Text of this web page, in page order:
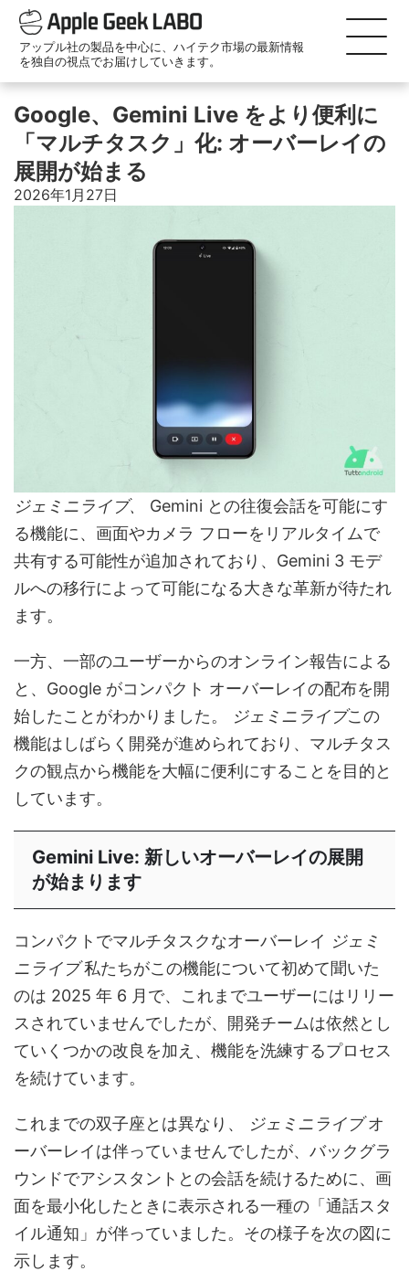
アップル社の製品を中心に、ハイテク市場の最新情報
を独自の視点でお届けしていきます。
Google、Gemini Live をより便利に
「マルチタスク」化: オーバーレイの
展開が始まる
2026年1月27日
ジェミニライブ、 Gemini との往復会話を可能にす
る機能に、画面やカメラ フローをリアルタイムで
共有する可能性が追加されており、Gemini 3 モデ
ルへの移行によって可能になる大きな革新が待たれ
ます。
一方、一部のユーザーからのオンライン報告による
と、Google がコンパクト オーバーレイの配布を開
始したことがわかりました。
ジェミニライブこの
機能はしばらく開発が進められており、マルチタス
クの観点から機能を大幅に便利にすることを目的と
しています。
Gemini Live: 新しいオーバーレイの展開
が始まります
コンパクトでマルチタスクなオーバーレイ ジェミ
ニライブ私たちがこの機能について初めて聞いた
のは 2025 年 6 月で、これまでユーザーにはリリー
スされていませんでしたが、開発チームは依然とし
ていくつかの改良を加え、機能を洗練するプロセス
を続けています。
これまでの双子座とは異なり、 ジェミニライブオ
ーバーレイは伴っていませんでしたが、バックグラ
ウンドでアシスタントとの会話を続けるために、画
面を最小化したときに表示される一種の「通話スタ
イル通知」が伴っていました。その様子を次の図に
示します。